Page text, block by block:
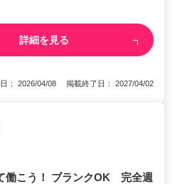
詳細を見る
： 2026/04/08 掲載終了日： 2027/04/02
働こう！ ブランクOK 完全週